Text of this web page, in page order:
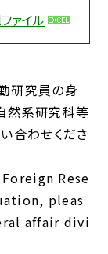
ァイル
研究員の身
然系研究科等
合わせくださ
Rese
pleas
affair divi